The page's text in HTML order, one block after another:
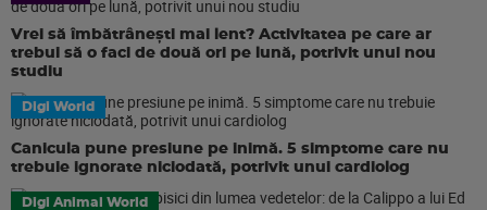
Vrei să îmbătrânești mai lent? Activitatea pe care ar
trebui să o faci de două ori pe lună, potrivit unui nou
studiu
Digi World
Canicula pune presiune pe inimă. 5 simptome care nu
trebuie ignorate niciodată, potrivit unui cardiolog
Digi Animal World